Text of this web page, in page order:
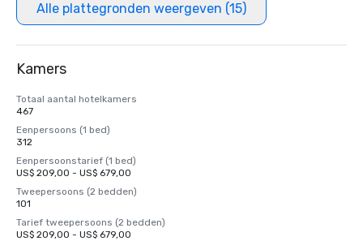
Alle plattegronden weergeven (15)
Kamers
Totaal aantal hotelkamers
467
Eenpersoons (1 bed)
312
Eenpersoonstarief (1 bed)
US$ 209,00 - US$ 679,00
Tweepersoons (2 bedden)
101
Tarief tweepersoons (2 bedden)
US$ 209,00 - US$ 679,00